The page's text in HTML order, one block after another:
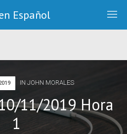
IN JOHN MORALES
11/2019 Hora
1